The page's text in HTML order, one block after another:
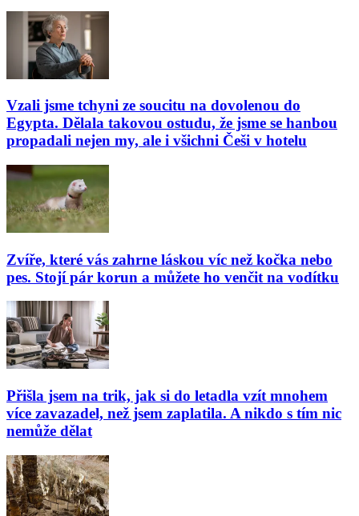
Vzali jsme tchyni ze soucitu na dovolenou do
Egypta. Dělala takovou ostudu, že jsme se hanbou
propadali nejen my, ale i všichni Češi v hotelu
Zvíře, které vás zahrne láskou víc než kočka nebo
pes. Stojí pár korun a můžete ho venčit na vodítku
Přišla jsem na trik, jak si do letadla vzít mnohem
více zavazadel, než jsem zaplatila. A nikdo s tím nic
nemůže dělat